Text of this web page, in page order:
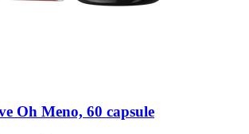
Oh Meno, 60 capsule